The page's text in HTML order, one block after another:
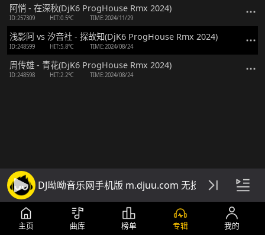
阿悄 - 在深秋(DjK6 ProgHouse Rmx 2024)
ID:257309 HIT:0.5℃ TIME:2024/11/29
浅影阿 vs 汐音社 - 探故知(DjK6 ProgHouse Rmx 2024)
ID:248599 HIT:5.8℃ TIME:2024/08/24
周传雄 - 青花(DjK6 ProgHouse Rmx 2024)
ID:248598 HIT:2.2℃ TIME:2024/08/24
DJ呦呦音乐网手机版 m.djuu.com 无损高音质DJ舞曲
主页 曲库 榜单 专辑 我的